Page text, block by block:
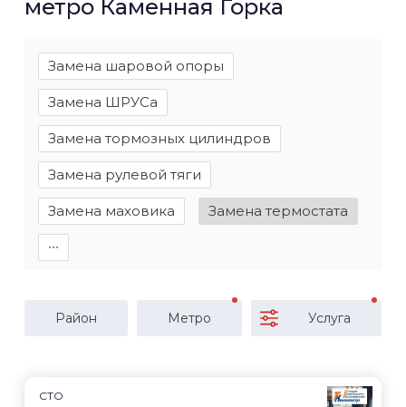
метро Каменная Горка
Замена шаровой опоры
Замена ШРУСа
Замена тормозных цилиндров
Замена рулевой тяги
Замена маховика Замена термостата
∙∙∙
Район Метро Услуга
СТО